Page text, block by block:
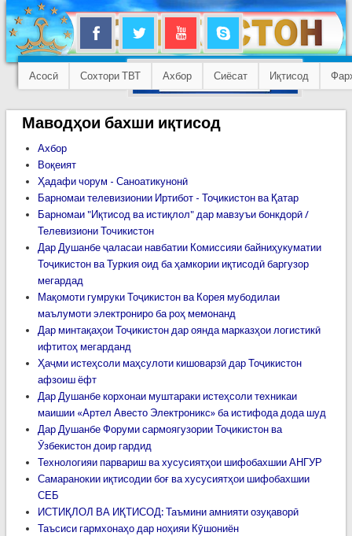
Асосӣ Сохтори ТВТ Ахбор Сиёсат Иқтисод
Маводҳои бахши иқтисод
Ахбор
Воқеият
Ҳадафи чорум - Саноатикунонӣ
Барномаи телевизионии Иртибот - Тоҷикистон ва Қатар
Барномаи "Иқтисод ва истиқлол" дар мавзуъи бонкдорӣ /
Телевизиони Точикистон
Дар Душанбе ҷаласаи навбатии Комиссияи байниҳукуматии
Тоҷикистон ва Туркия оид ба ҳамкории иқтисодӣ баргузор
мегардад
Мақомоти гумруки Тоҷикистон ва Корея мубодилаи
маълумоти электрониро ба роҳ мемонанд
Дар минтақаҳои Тоҷикистон дар оянда марказҳои логистикӣ
ифтитоҳ мегарданд
Ҳаҷми истеҳсоли маҳсулоти кишоварзӣ дар Тоҷикистон
афзоиш ёфт
Дар Душанбе корхонаи муштараки истеҳсоли техникаи
маишии «Артел Авесто Электроникс» ба истифода дода шуд
Дар Душанбе Форуми сармоягузории Тоҷикистон ва
Ӯзбекистон доир гардид
Технологияи парвариш ва хусусиятҳои шифобахшии АНГУР
Самаранокии иқтисодии боғ ва хусусиятҳои шифобахшии
СЕБ
ИСТИҚЛОЛ ВА ИҚТИСОД: Таъмини амнияти озуқаворӣ
Таъсиси гармхонаҳо дар ноҳияи Кӯшониён